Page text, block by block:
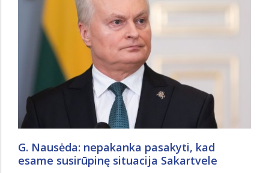
G. Nausėda: nepakanka pasakyti, kad
esame susirūpinę situacija Sakartvele